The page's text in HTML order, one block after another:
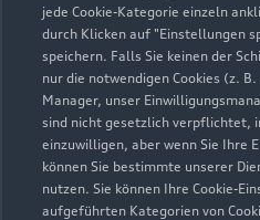
jede Cookie-Kategorie einzeln
durch Klicken auf "Einstellungen
speichern. Falls Sie keinen der
nur die notwendigen Cookies (z.
Manager, unser
sind nicht gesetzlich verpflichtet,
einzuwilligen, aber wenn Sie Ihre
können Sie bestimmte unserer
nutzen. Sie können Ihre Cookie-
aufgeführten Kategorien von
Zur Reparatur